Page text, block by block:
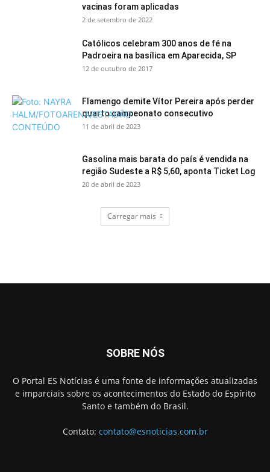
vacinas foram aplicadas
2 de setembro de 2022
Católicos celebram 300 anos de fé na
Padroeira na basílica em Aparecida, SP
12 de outubro de 2017
Flamengo demite Vítor Pereira após perder
quarto campeonato consecutivo
11 de abril de 2023
Gasolina mais barata do país é vendida na
região Sudeste a R$ 5,60, aponta Ticket Log
20 de abril de 2023
Carregar mais
SOBRE NÓS
O Portal ES Notícias é uma fonte de informações atualizadas
e imparciais sobre os acontecimentos do Estado do Espírito
Santo e também do Brasil.
Contato: contato@esnoticias.com.br